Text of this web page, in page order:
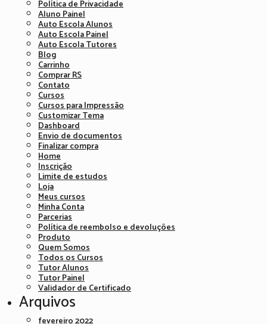
Política de Privacidade
Aluno Painel
Auto Escola Alunos
Auto Escola Painel
Auto Escola Tutores
Blog
Carrinho
Comprar RS
Contato
Cursos
Cursos para Impressão
Customizar Tema
Dashboard
Envio de documentos
Finalizar compra
Home
Inscrição
Limite de estudos
Loja
Meus cursos
Minha Conta
Parcerias
Política de reembolso e devoluções
Produto
Quem Somos
Todos os Cursos
Tutor Alunos
Tutor Painel
Validador de Certificado
Arquivos
fevereiro 2022